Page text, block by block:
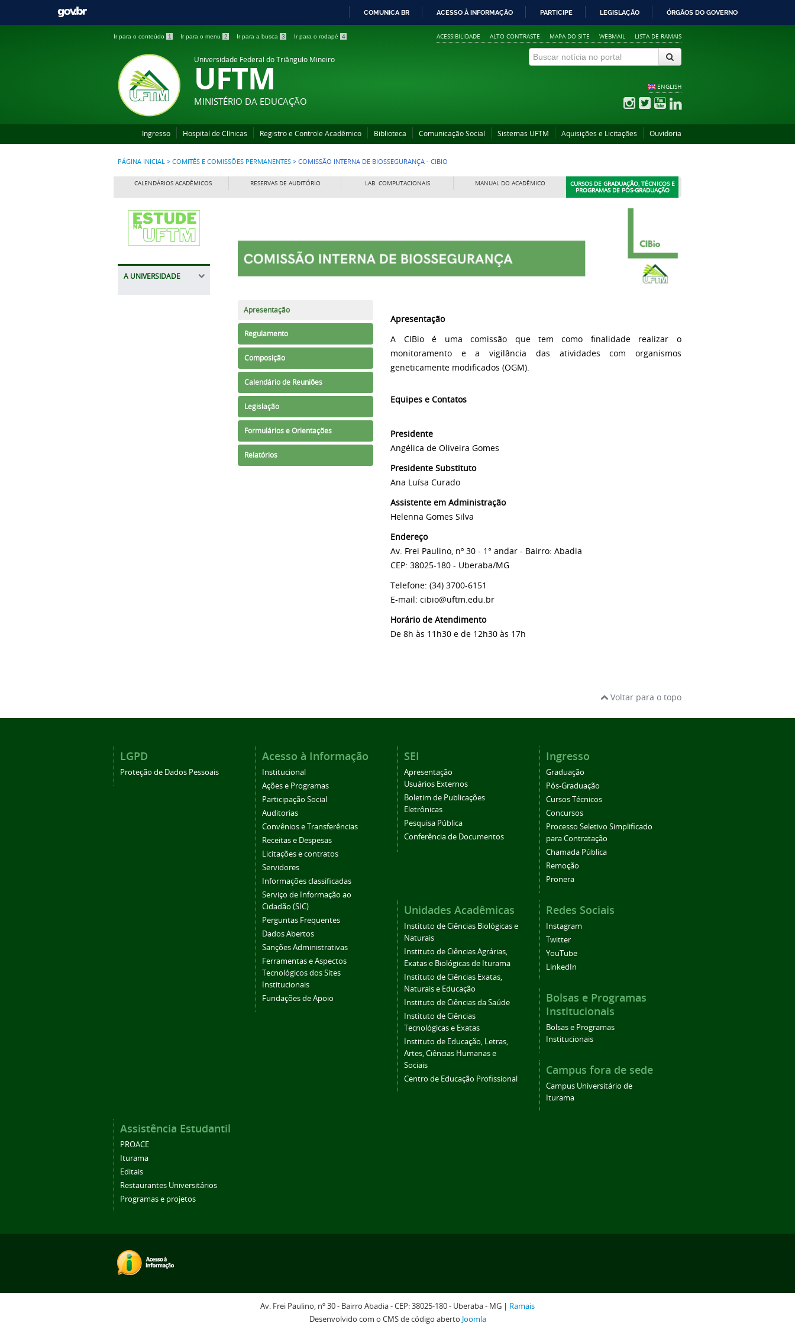
COMUNICA BR ACESSO À INFORMAÇÃO PARTICIPE LEGISLAÇÃO ÓRGÃOS DO GOVERNO
Ir para o conteúdo 1 Ir para o menu 2 Ir para a busca 3 Ir para o rodapé 4 ACESSIBILIDADE ALTO CONTRASTE MAPA DO SITE WEBMAIL LISTA DE RAMAIS
Universidade Federal do Triângulo Mineiro
UFTM
MINISTÉRIO DA EDUCAÇÃO
ENGLISH
Ingresso Hospital de Clínicas Registro e Controle Acadêmico Biblioteca Comunicação Social Sistemas UFTM Aquisições e Licitações Ouvidoria
PÁGINA INICIAL > COMITÊS E COMISSÕES PERMANENTES > COMISSÃO INTERNA DE BIOSSEGURANÇA - CIBIO
CALENDÁRIOS ACADÊMICOS RESERVAS DE AUDITÓRIO LAB. COMPUTACIONAIS MANUAL DO ACADÊMICO
CURSOS DE GRADUAÇÃO, TÉCNICOS E
PROGRAMAS DE PÓS-GRADUAÇÃO
A UNIVERSIDADE
Apresentação
Regulamento
Composição
Calendário de Reuniões
Legislação
Formulários e Orientações
Relatórios
Apresentação
A CIBio é uma comissão que tem como finalidade realizar o
monitoramento e a vigilância das atividades com organismos
geneticamente modificados (OGM).
Equipes e Contatos
Presidente
Angélica de Oliveira Gomes
Presidente Substituto
Ana Luísa Curado
Assistente em Administração
Helenna Gomes Silva
Endereço
Av. Frei Paulino, nº 30 - 1° andar - Bairro: Abadia
CEP: 38025-180 - Uberaba/MG
Telefone: (34) 3700-6151
E-mail: cibio@uftm.edu.br
Horário de Atendimento
De 8h às 11h30 e de 12h30 às 17h
Voltar para o topo
LGPD
Proteção de Dados Pessoais
Acesso à Informação
Institucional
Ações e Programas
Participação Social
Auditorias
Convênios e Transferências
Receitas e Despesas
Licitações e contratos
Servidores
Informações classificadas
Serviço de Informação ao
Cidadão (SIC)
Perguntas Frequentes
Dados Abertos
Sanções Administrativas
Ferramentas e Aspectos
Tecnológicos dos Sites
Institucionais
Fundações de Apoio
SEI
Apresentação
Usuários Externos
Boletim de Publicações
Eletrônicas
Pesquisa Pública
Conferência de Documentos
Ingresso
Graduação
Pós-Graduação
Cursos Técnicos
Concursos
Processo Seletivo Simplificado
para Contratação
Chamada Pública
Remoção
Pronera
Unidades Acadêmicas
Instituto de Ciências Biológicas e
Naturais
Instituto de Ciências Agrárias,
Exatas e Biológicas de Iturama
Instituto de Ciências Exatas,
Naturais e Educação
Instituto de Ciências da Saúde
Instituto de Ciências
Tecnológicas e Exatas
Instituto de Educação, Letras,
Artes, Ciências Humanas e
Sociais
Centro de Educação Profissional
Redes Sociais
Instagram
Twitter
YouTube
LinkedIn
Bolsas e Programas
Institucionais
Bolsas e Programas
Institucionais
Campus fora de sede
Campus Universitário de
Iturama
Assistência Estudantil
PROACE
Iturama
Editais
Restaurantes Universitários
Programas e projetos
Av. Frei Paulino, nº 30 - Bairro Abadia - CEP: 38025-180 - Uberaba - MG | Ramais
Desenvolvido com o CMS de código aberto Joomla